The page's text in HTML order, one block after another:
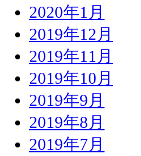
2020年1月
2019年12月
2019年11月
2019年10月
2019年9月
2019年8月
2019年7月